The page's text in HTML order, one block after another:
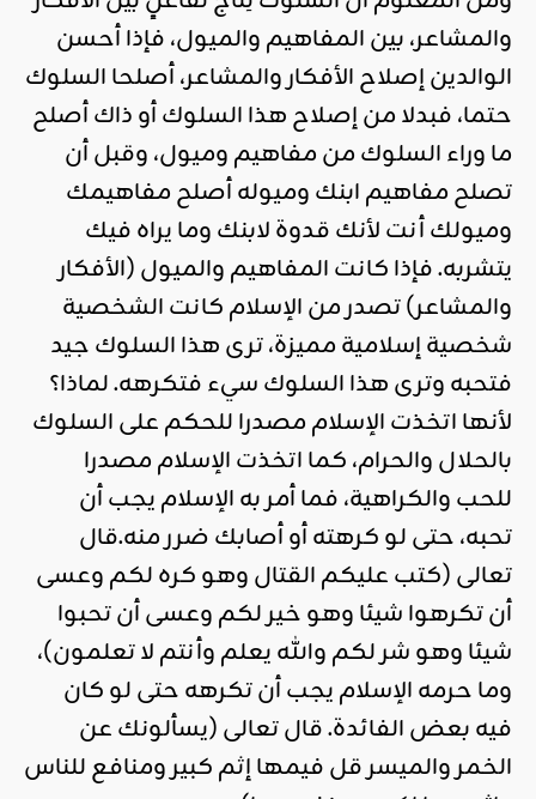
والمشاعر، بين المفاهيم والميول، فإذا أحسن
الوالدين إصلاح الأفكار والمشاعر، أصلحا السلوك
حتما، فبدلا من إصلاح هذا السلوك أو ذاك أصلح
ما وراء السلوك من مفاهيم وميول، وقبل أن
تصلح مفاهيم ابنك وميوله أصلح مفاهيمك
وميولك أنت لأنك قدوة لابنك وما يراه فيك
يتشربه. فإذا كانت المفاهيم والميول (الأفكار
والمشاعر) تصدر من الإسلام كانت الشخصية
شخصية إسلامية مميزة، ترى هذا السلوك جيد
فتحبه وترى هذا السلوك سيء فتكرهه. لماذا؟
لأنها اتخذت الإسلام مصدرا للحكم على السلوك
بالحلال والحرام، كما اتخذت الإسلام مصدرا
للحب والكراهية، فما أمر به الإسلام يجب أن
تحبه، حتى لو كرهته أو أصابك ضرر منه.قال
تعالى (كتب عليكم القتال وهو كره لكم وعسى
أن تكرهوا شيئا وهو خير لكم وعسى أن تحبوا
شيئا وهو شر لكم والله يعلم وأنتم لا تعلمون)،
وما حرمه الإسلام يجب أن تكرهه حتى لو كان
فيه بعض الفائدة. قال تعالى (يسألونك عن
الخمر والميسر قل فيمها إثم كبير ومنافع للناس